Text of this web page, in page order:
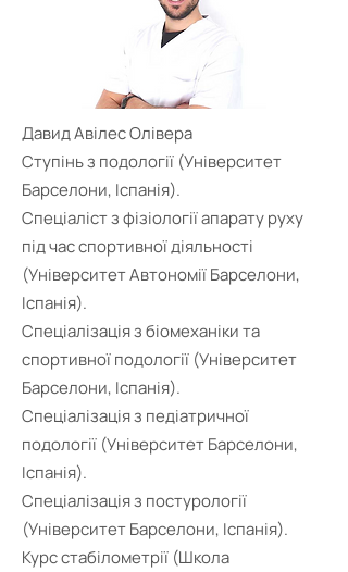
Давид Авілес Олівера
Ступінь з подології (Університет
Барселони, Іспанія).
Спеціаліст з фізіології апарату руху
під час спортивної діяльності
(Університет Автономії Барселони,
Іспанія).
Спеціалізація з біомеханіки та
спортивної подології (Університет
Барселони, Іспанія).
Спеціалізація з педіатричної
подології (Університет Барселони,
Іспанія).
Спеціалізація з постурології
(Університет Барселони, Іспанія).
Курс стабілометрії (Школа